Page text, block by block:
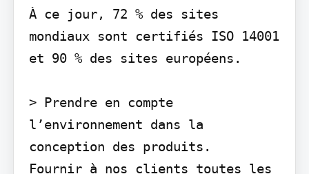
À ce jour, 72 % des sites
mondiaux sont certifiés ISO 14001
et 90 % des sites européens.
> Prendre en compte
l’environnement dans la
conception des produits.
Fournir à nos clients toutes les